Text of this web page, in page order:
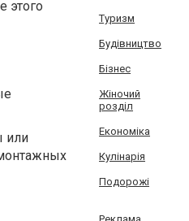
этого
или
Туризм
Будівництво
Бізнес
Жіночий
розділ
Економіка
Кулінарія
Подорожі